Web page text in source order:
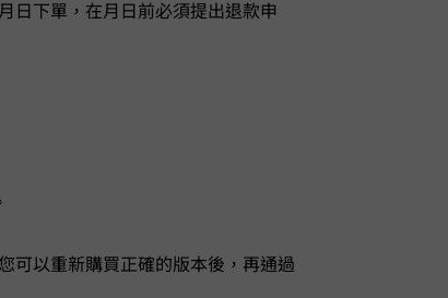
下單，在 7 月 7 日前必須提出退款申
本，您可以重新購買正確的版本後，再通過